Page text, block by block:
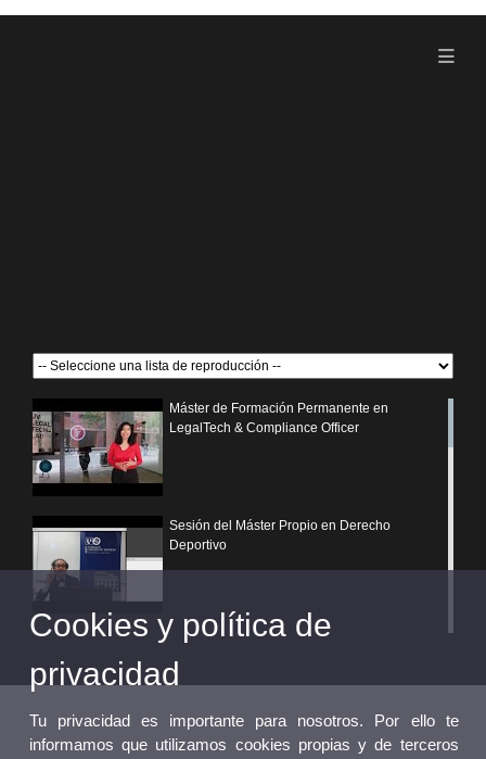
Máster de Formación Permanente en
LegalTech & Compliance Officer
Sesión del Máster Propio en Derecho
Deportivo
¿Por qué elegir un postgrado propio de la
Universitat de València?
Cookies y política de
privacidad
Tu privacidad es importante para nosotros. Por ello te
informamos que utilizamos cookies propias y de terceros